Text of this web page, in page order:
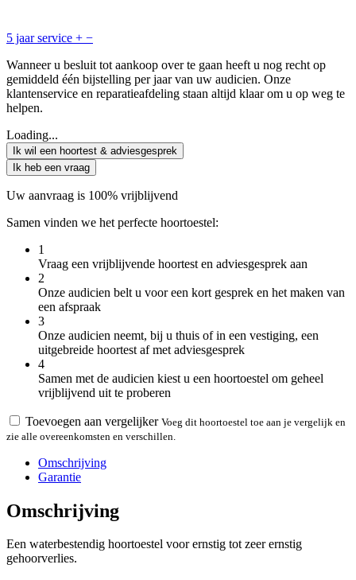
5 jaar service + −
Wanneer u besluit tot aankoop over te gaan heeft u nog recht op
gemiddeld één bijstelling per jaar van uw audicien. Onze
klantenservice en reparatieafdeling staan altijd klaar om u op weg te
helpen.
Loading...
Ik wil een hoortest & adviesgesprek
Ik heb een vraag
Uw aanvraag is 100% vrijblijvend
Samen vinden we het perfecte hoortoestel:
1
Vraag een vrijblijvende hoortest en adviesgesprek aan
2
Onze audicien belt u voor een kort gesprek en het maken van
een afspraak
3
Onze audicien neemt, bij u thuis of in een vestiging, een
uitgebreide hoortest af met adviesgesprek
4
Samen met de audicien kiest u een hoortoestel om geheel
vrijblijvend uit te proberen
Toevoegen aan vergelijker Voeg dit hoortoestel toe aan je vergelijk en
zie alle overeenkomsten en verschillen.
Omschrijving
Garantie
Omschrijving
Een waterbestendig hoortoestel voor ernstig tot zeer ernstig
gehoorverlies.